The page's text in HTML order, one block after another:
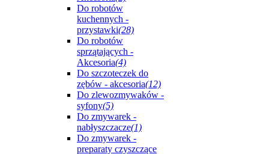
Do robotów
kuchennych -
przystawki(28)
Do robotów
sprzątających -
Akcesoria(4)
Do szczoteczek do
zębów - akcesoria(12)
Do zlewozmywaków -
syfony(5)
Do zmywarek -
nabłyszczacze(1)
Do zmywarek -
preparaty czyszczące